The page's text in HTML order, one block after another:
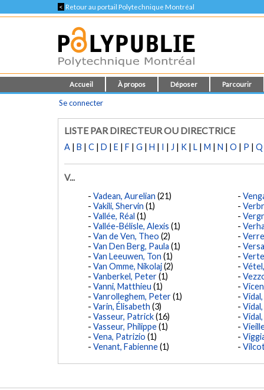
< Retour au portail Polytechnique Montréal
Accueil À propos Déposer Parcourir
Se connecter
LISTE PAR DIRECTEUR OU DIRECTRICE
A | B | C | D | E | F | G | H | I | J | K | L | M | N | O | P | Q
V...
Vadean, Aurelian (21)
Vakili, Shervin (1)
Vallée, Réal (1)
Vallée-Bélisle, Alexis (1)
Van de Ven, Theo (2)
Van Den Berg, Paula (1)
Van Leeuwen, Ton (1)
Van Omme, Nikolaj(2)
Vanberkel, Peter(1)
Vanni, Matthieu (1)
Vanrolleghem, Peter(1)
Varin, Élisabeth (3)
Vasseur, Patrick(16)
Vasseur, Philippe(1)
Vena, Patrizio (1)
Venant, Fabienne(1)